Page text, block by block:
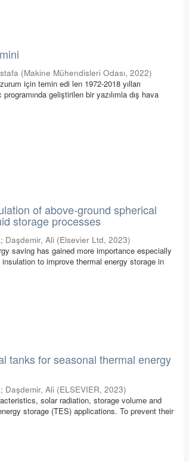
(Makine Mühendisleri Odası,2022)
için temin edi len 1972-2018 yılları
geliştirilen bir yazılımla dış hava
of above-ground spherical
storage processes
; Daşdemir, Ali (Elsevier Ltd,2023)
saving has gained more importance especially
to improve thermal energy storage in
tanks for seasonal thermal energy
; Daşdemir, Ali (ELSEVIER,2023)
solar radiation, storage volume and
storage (TES) applications. To prevent their